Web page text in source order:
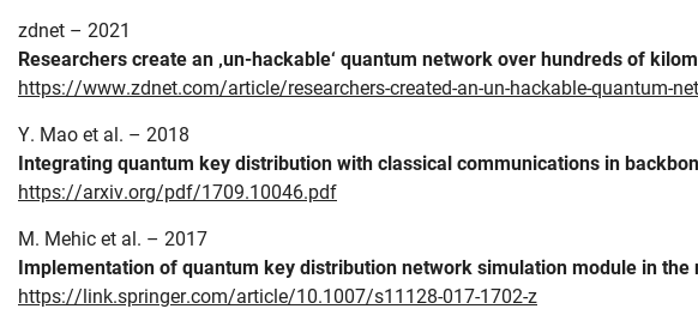
zdnet – 2021
Researchers create an ‚un-hackable‘ quantum network over hundreds of
https://www.zdnet.com/article/researchers-created-an-un-hackable-quantum-
Y. Mao et al. – 2018
Integrating quantum key distribution with classical communications in
https://arxiv.org/pdf/1709.10046.pdf
M. Mehic et al. – 2017
Implementation of quantum key distribution network simulation module in the
https://link.springer.com/article/10.1007/s11128-017-1702-z